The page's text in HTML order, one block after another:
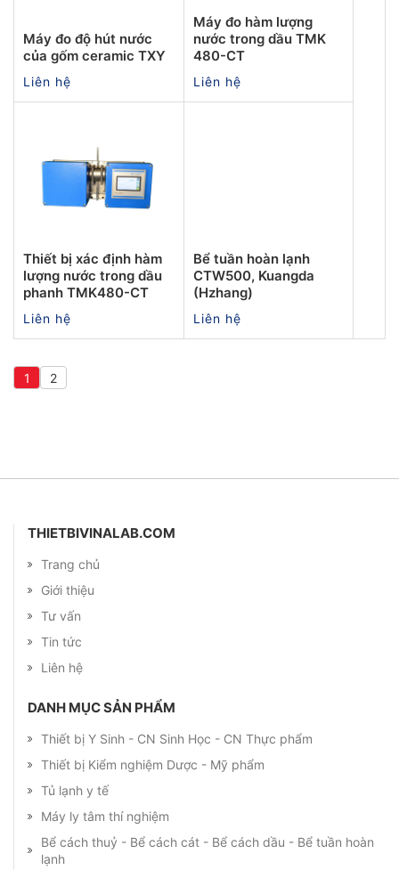
Máy đo độ hút nước
của gốm ceramic TXY
Liên hệ
Máy đo hàm lượng
nước trong dầu TMK
480-CT
Liên hệ
Thiết bị xác định hàm
lượng nước trong dầu
phanh TMK480-CT
Liên hệ
Bể tuần hoàn lạnh
CTW500, Kuangda
(Hzhang)
Liên hệ
1 2
THIETBIVINALAB.COM
Trang chủ
Giới thiệu
Tư vấn
Tin tức
Liên hệ
DANH MỤC SẢN PHẨM
Thiết bị Y Sinh - CN Sinh Học - CN Thực phẩm
Thiết bị Kiểm nghiệm Dược - Mỹ phẩm
Tủ lạnh y tế
Máy ly tâm thí nghiệm
Bể cách thuỷ - Bể cách cát - Bể cách dầu - Bể tuần hoàn
lạnh